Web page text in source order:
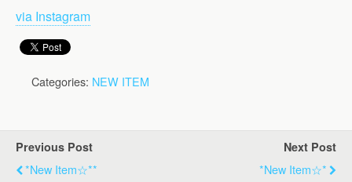
via Instagram
Categories: NEW ITEM
Previous Post
*new Item☆**
Next Post
*new Item☆*